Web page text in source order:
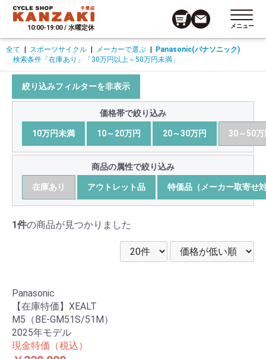
10:00-19:00 / 水曜定休 メニュー
全て スポーツサイクル メーカーで選ぶ
Panasonic(パナソニック)
検索条件 「在庫あり」 「30万円以上～50万円未満」
絞り込みフィルターを非表示
価格帯で絞り込み
10万円未満 10～20万円 20～30万円 30～50万
商品の属性で絞り込み
在庫あり アウトレット品 特価品（メーカー取寄せ
1件の商品が見つかりました
Panasonic
【在庫特価】XEALT
M5（BE-GM51S/51M）
2025年モデル
現金特価（税込）